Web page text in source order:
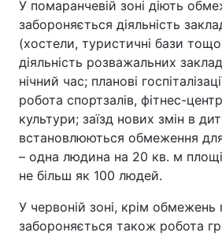
У помаранчевій зоні діють
забороняється діяльність
(хостели, туристичні бази
діяльність розважальних
нічний час; планові
робота спортзалів, фітнес-
культури; заїзд нових змін в
встановлюються обмеження
– одна людина на 20 кв. м
не більш як 100 людей.
У червоній зоні, крім обмежень
забороняється також робота